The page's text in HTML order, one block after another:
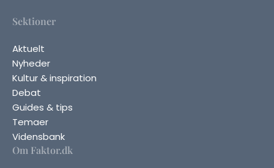
Sektioner
Aktuelt
Nyheder
Kultur & inspiration
Debat
Guides & tips
Temaer
Vidensbank
Om Faktor.dk